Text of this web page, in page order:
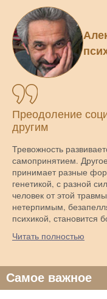
Самое важное
Преодоление
другим
Тревожность
самопринятием.
принимает разные
генетикой, с разной
человек от этой
нетерпимым,
психикой, становится
Читать полностью